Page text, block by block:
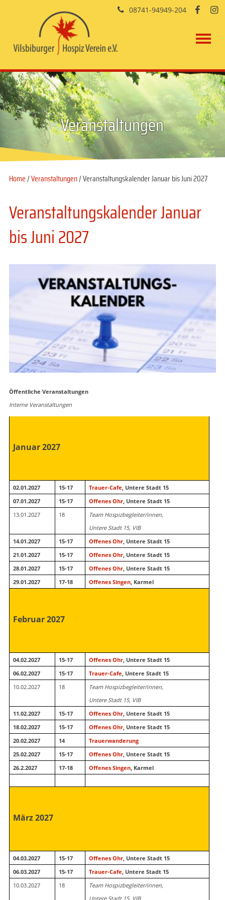
Veranstaltungen
Home/Veranstaltungen/ Veranstaltungskalender Januar bis Juni 2027
Veranstaltungskalender Januar
bis Juni 2027
Öffentliche Veranstaltungen
Interne Veranstaltungen
Januar 2027
02.01.2027 15-17 Trauer-Cafe , Untere Stadt 15
07.01.2027
15-17 Offenes Ohr, Untere Stadt 15
13.01.2027
18
Team Hospizbegleiter/innen,
Untere Stadt 15, VIB
14.01.2027
15-17 Offenes Ohr, Untere Stadt 15
21.01.2027
15-17 Offenes Ohr, Untere Stadt 15
28.01.2027
15-17 Offenes Ohr, Untere Stadt 15
29.01.2027
17-18 Offenes Singen, Karmel
Februar 2027
04.02.2027 15-17 Offenes Ohr, Untere Stadt 15
06.02.2027
15-17 Trauer-Cafe , Untere Stadt 15
10.02.2027
18
Team Hospizbegleiter/innen,
Untere Stadt 15, VIB
11.02.2027
15-17 Offenes Ohr, Untere Stadt 15
18.02.2027
15-17 Offenes Ohr, Untere Stadt 15
20.02.2027
14
Trauerwanderung
25.02.2027
15-17 Offenes Ohr, Untere Stadt 15
26.2.2027
17-18 Offenes Singen, Karmel
März 2027
04.03.2027 15-17 Offenes Ohr, Untere Stadt 15
06.03.2027
15-17 Trauer-Cafe , Untere Stadt 15
10.03.2027
18
Team Hospizbegleiter/innen,
Untere Stadt 15, VIB
08741-94949-204  